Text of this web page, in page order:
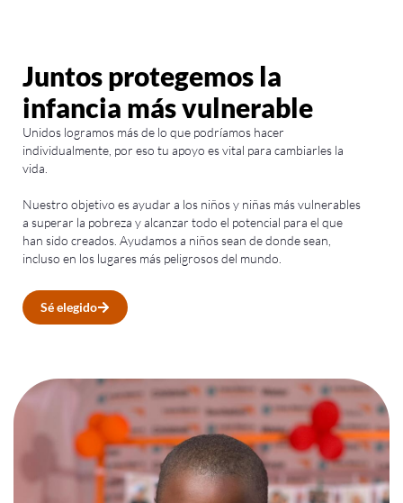
Juntos protegemos la
infancia más vulnerable
Unidos logramos más de lo que podríamos hacer
individualmente, por eso tu apoyo es vital para cambiarles la
vida.
Nuestro objetivo es ayudar a los niños y niñas más vulnerables
a superar la pobreza y alcanzar todo el potencial para el que
han sido creados. Ayudamos a niños sean de donde sean,
incluso en los lugares más peligrosos del mundo.
Sé elegido